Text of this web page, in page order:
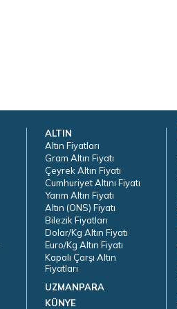
ALTIN
Altın Fiyatları
Gram Altın Fiyatı
Çeyrek Altın Fiyatı
Cumhuriyet Altını Fiyatı
Yarım Altın Fiyatı
Altın (ONS) Fiyatı
Bilezik Fiyatları
Dolar/Kg Altın Fiyatı
Euro/Kg Altın Fiyatı
Kapalı Çarşı Altın
Fiyatları
UZMANPARA
KÜNYE